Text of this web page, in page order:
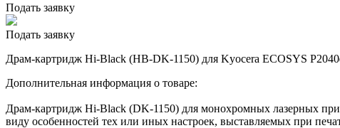
Подать заявку
Подать заявку
Драм-картридж Hi-Black (HB-DK-1150) для Kyocera ECOSYS
Дополнительная информация о товаре:
Драм-картридж Hi-Black (DK-1150) для монохромных лазерных
виду особенностей тех или иных настроек, выставляемых при